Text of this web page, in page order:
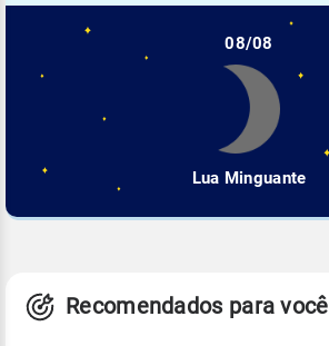
08/08
Lua Minguante
Recomendados para você